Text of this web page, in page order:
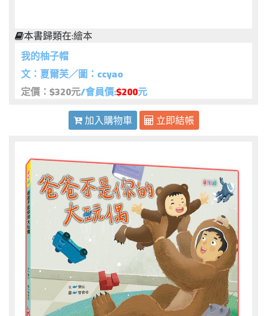
本書歸類在:繪本
我的柚子帽
文：夏爾芙／圖：ccyao
定價：$320元/會員價:$200元
加入購物車
立即結帳